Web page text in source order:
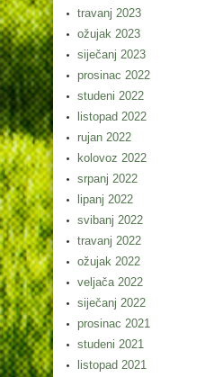
travanj 2023
ožujak 2023
siječanj 2023
prosinac 2022
studeni 2022
listopad 2022
rujan 2022
kolovoz 2022
srpanj 2022
lipanj 2022
svibanj 2022
travanj 2022
ožujak 2022
veljača 2022
siječanj 2022
prosinac 2021
studeni 2021
listopad 2021